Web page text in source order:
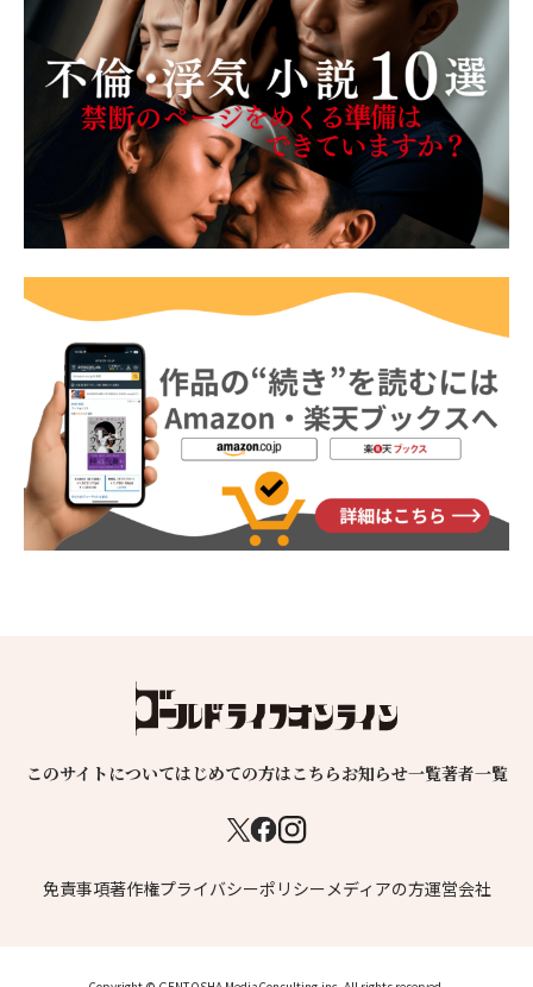
このサイトについてはじめての方はこちらお知らせ一覧著者一覧
免責事項著作権プライバシーポリシー メディアの方運営会社